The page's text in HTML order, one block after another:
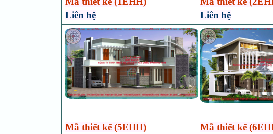
Liên hệ
Liên hệ
Mã thiết kế (5EHH) Mã thiết kế